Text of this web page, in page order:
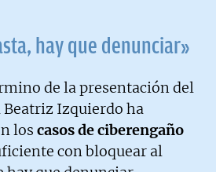
hay que denunciar»
de la presentación del
Izquierdo ha
los casos de ciberengaño
con bloquear al